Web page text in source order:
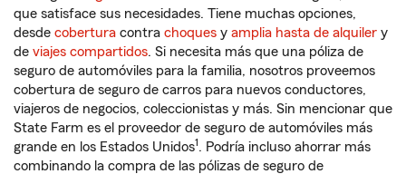
que satisface sus necesidades. Tiene muchas opciones,
desde cobertura contra choques y amplia hasta de alquiler y
de viajes compartidos. Si necesita más que una póliza de
seguro de automóviles para la familia, nosotros proveemos
cobertura de seguro de carros para nuevos conductores,
viajeros de negocios, coleccionistas y más. Sin mencionar que
State Farm es el proveedor de seguro de automóviles más
grande en los Estados Unidos1. Podría incluso ahorrar más
combinando la compra de las pólizas de seguro de